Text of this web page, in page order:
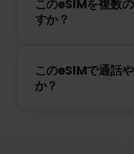
を提供し、チェコ
は5Gにも対応して
このeSIMを複数
すか？
と、1台のデバイス
スマートフォンを
このeSIMで通話
か？